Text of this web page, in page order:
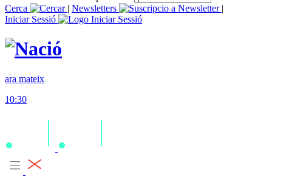
Cerca
| Newsletters
|
Iniciar Sessió
ara mateix
10:30